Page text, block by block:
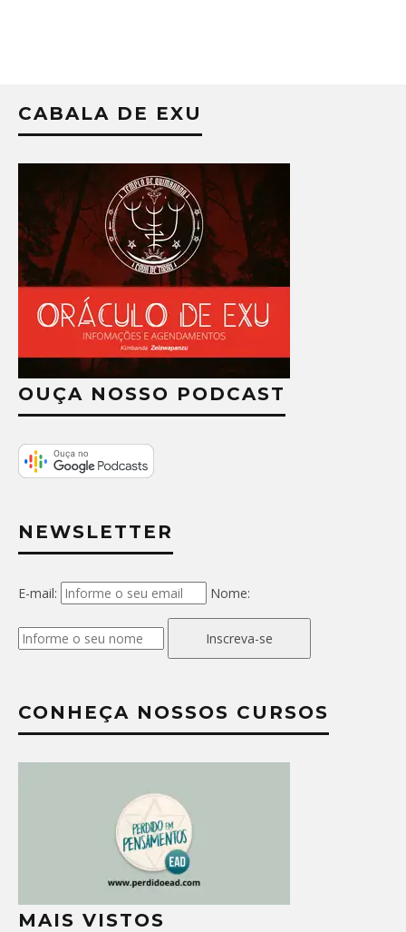
CABALA DE EXU
OUÇA NOSSO PODCAST
NEWSLETTER
E-mail: Nome:
Inscreva-se
CONHEÇA NOSSOS CURSOS
MAIS VISTOS